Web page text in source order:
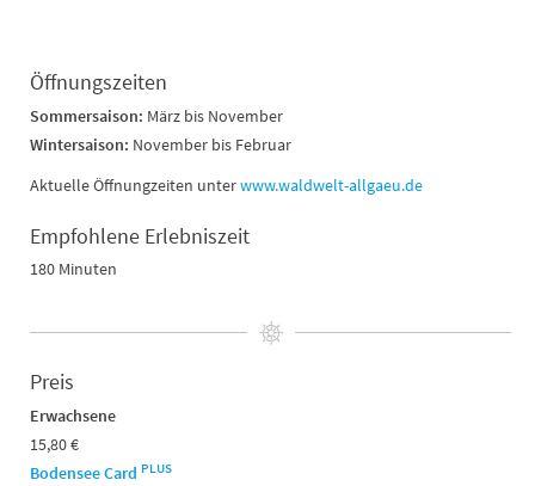
Öffnungszeiten
Sommersaison: März bis November
Wintersaison: November bis Februar
Aktuelle Öffnungzeiten unterwww.waldwelt-allgaeu.de
Empfohlene Erlebniszeit
180 Minuten
Preis
Erwachsene
15,80 €
Bodensee Card PLUS